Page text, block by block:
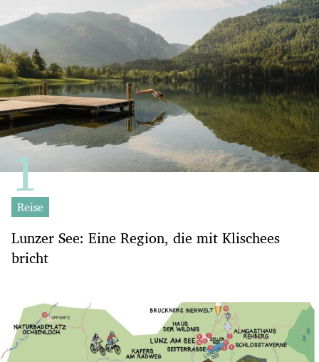
Reise
Lunzer See: Eine Region, die mit Klischees
bricht